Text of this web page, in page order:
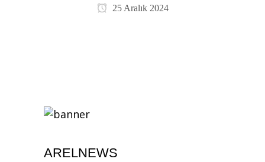
25 Aralık 2024
ARELNEWS